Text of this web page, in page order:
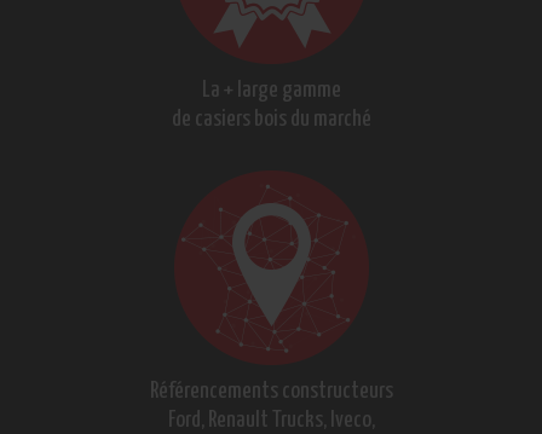
La + large gamme
de casiers bois du marché
Référencements constructeurs
Ford, Renault Trucks, Iveco,